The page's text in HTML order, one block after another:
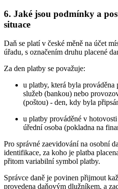
6. Jaké jsou podmínky a
situace
Daň se platí v české měně na účet
úřadu, s označením druhu placené
Za den platby se považuje:
u platby, která byla prováděna
služeb (bankou) nebo
(poštou) - den, kdy byla
u platby prováděné v
úřední osoba (pokladna na
Pro správné zaevidování na osobní
identifikace, za koho je platba
přitom variabilní symbol platby.
Správce daně je povinen přijmout
provedena daňovým dlužníkem, a